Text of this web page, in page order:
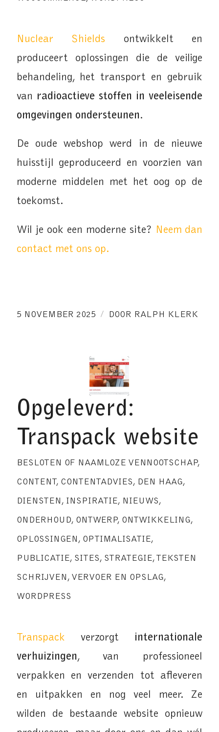
Nuclear Shields ontwikkelt en
produceert oplossingen die de veilige
behandeling, het transport en gebruik
van radioactieve stoffen in veeleisende
omgevingen ondersteunen.
De oude webshop werd in de nieuwe
huisstijl geproduceerd en voorzien van
moderne middelen met het oog op de
toekomst.
Wil je ook een moderne site? Neem dan
contact met ons op.
5 NOVEMBER 2025 / DOOR RALPH KLERK
Opgeleverd:
Transpack website
BESLOTEN OF NAAMLOZE VENNOOTSCHAP,
CONTENT, CONTENTADVIES, DEN HAAG,
DIENSTEN , INSPIRATIE, NIEUWS,
ONDERHOUD, ONTWERP, ONTWIKKELING,
OPLOSSINGEN , OPTIMALISATIE,
PUBLICATIE, SITES, STRATEGIE, TEKSTEN
SCHRIJVEN , VERVOER EN OPSLAG,
WORDPRESS
Transpack verzorgt internationale
verhuizingen, van professioneel
verpakken en verzenden tot afleveren
en uitpakken en nog veel meer. Ze
wilden de bestaande website opnieuw